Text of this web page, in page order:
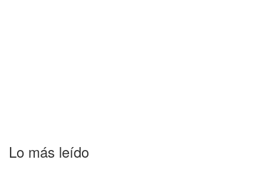
Lo más leído